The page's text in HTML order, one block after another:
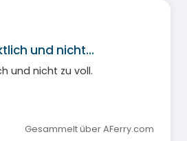
und nicht…
und nicht zu voll.
Gesammelt über AFerry.com